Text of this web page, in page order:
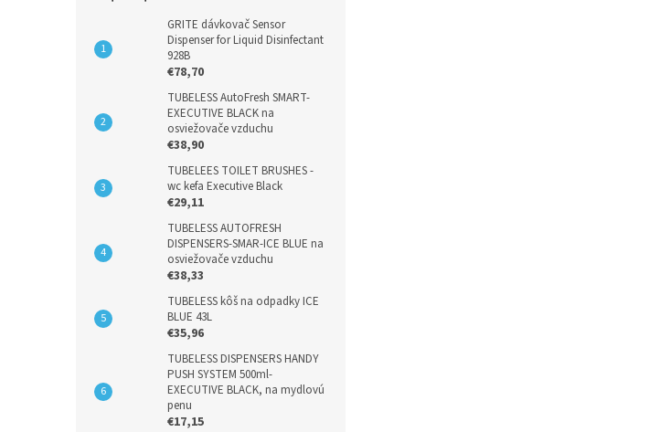
GRITE dávkovač Sensor
Dispenser for Liquid Disinfectant
928B
€78,70
TUBELESS AutoFresh SMART-
EXECUTIVE BLACK na
osviežovače vzduchu
€38,90
TUBELEES TOILET BRUSHES -
wc kefa Executive Black
€29,11
TUBELESS AUTOFRESH
DISPENSERS-SMAR-ICE BLUE na
osviežovače vzduchu
€38,33
TUBELESS kôš na odpadky ICE
BLUE 43L
€35,96
TUBELESS DISPENSERS HANDY
PUSH SYSTEM 500ml-
EXECUTIVE BLACK, na mydlovú
penu
€17,15